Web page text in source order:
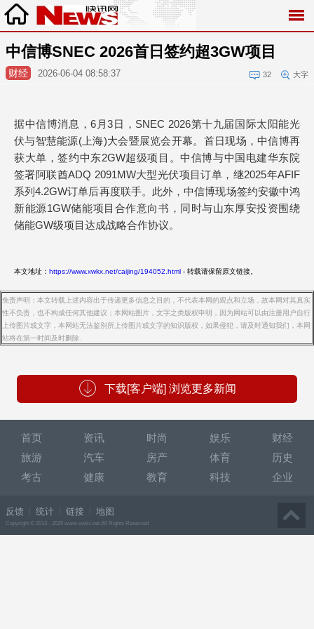
中信博SNEC 2026首日签约超3GW项目
财经 2026-06-04 08:58:37 32 大字
据中信博消息，6月3日，SNEC 2026第十九届国际太阳能光
伏与智慧能源(上海)大会暨展览会开幕。首日现场，中信博再
获大单，签约中东2GW超级项目。中信博与中国电建华东院
签署阿联酋ADQ 2091MW大型光伏项目订单，继2025年AFIF
系列4.2GW订单后再度联手。此外，中信博现场签约安徽中鸿
新能源1GW储能项目合作意向书，同时与山东厚安投资围绕
储能GW级项目达成战略合作协议。
本文地址： https://www.xwkx.net/caijing/194052.html - 转载请保留原文链接。
免责声明：本文转载上述内容出于传递更多信息之目的，不代表本网的观点和立场，故本网对其真实
性不负责，也不构成任何其他建议；本网站图片，文字之类版权申明，因为网站可以由注册用户自行
上传图片或文字，本网站无法鉴别所上传图片或文字的知识版权，如果侵犯，请及时通知我们，本网
站将在第一时间及时删除.
下载[客户端] 浏览更多新闻
首页 资讯 时尚 娱乐
财经
旅游
汽车 房产 体育
历史
考古
健康 教育 科技 企业
反馈 统计 链接 地图
Copyright © 2013 - 2025 www.xwkx.net All Rights Reserved